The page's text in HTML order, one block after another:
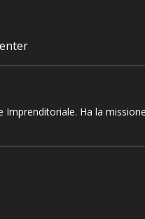
Ha la